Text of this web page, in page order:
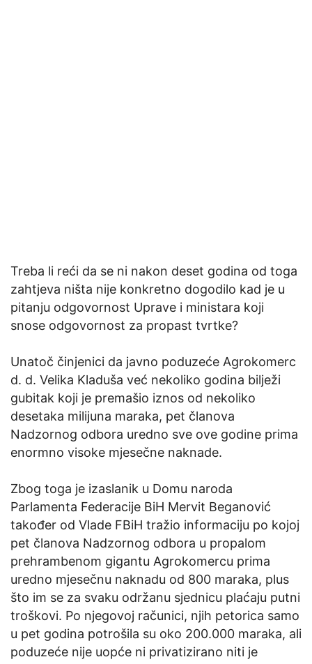
Treba li reći da se ni nakon deset godina od toga
zahtjeva ništa nije konkretno dogodilo kad je u
pitanju odgovornost Uprave i ministara koji
snose odgovornost za propast tvrtke?
Unatoč činjenici da javno poduzeće Agrokomerc
d. d. Velika Kladuša već nekoliko godina bilježi
gubitak koji je premašio iznos od nekoliko
desetaka milijuna maraka, pet članova
Nadzornog odbora uredno sve ove godine prima
enormno visoke mjesečne naknade.
Zbog toga je izaslanik u Domu naroda
Parlamenta Federacije BiH Mervit Beganović
također od Vlade FBiH tražio informaciju po kojoj
pet članova Nadzornog odbora u propalom
prehrambenom gigantu Agrokomercu prima
uredno mjesečnu naknadu od 800 maraka, plus
što im se za svaku održanu sjednicu plaćaju putni
troškovi. Po njegovoj računici, njih petorica samo
u pet godina potrošila su oko 200.000 maraka, ali
poduzeće nije uopće ni privatizirano niti je